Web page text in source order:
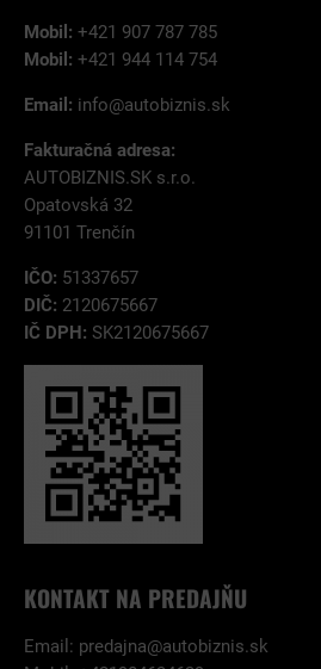
Mobil: +421 907 787 785
Mobil: +421 944 114 754
Email: info@autobiznis.sk
Fakturačná adresa:
AUTOBIZNIS.SK s.r.o.
Opatovská 32
91101 Trenčín
IČO: 51337657
DIČ: 2120675667
IČ DPH: SK2120675667
KONTAKT NA PREDAJŇU
Email: predajna@autobiznis.sk